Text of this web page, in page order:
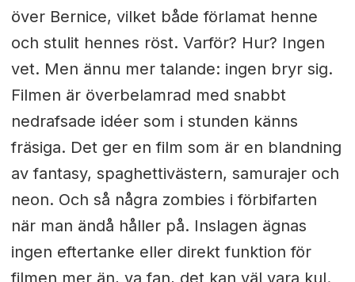
över Bernice, vilket både förlamat henne
och stulit hennes röst. Varför? Hur? Ingen
vet. Men ännu mer talande: ingen bryr sig.
Filmen är överbelamrad med snabbt
nedrafsade idéer som i stunden känns
fräsiga. Det ger en film som är en blandning
av fantasy, spaghettivästern, samurajer och
neon. Och så några zombies i förbifarten
när man ändå håller på. Inslagen ägnas
ingen eftertanke eller direkt funktion för
filmen mer än, va fan, det kan väl vara kul.